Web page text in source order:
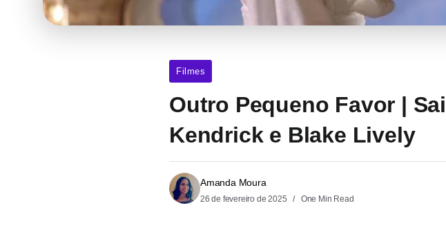
Filmes
Outro Pequeno Favor |
Kendrick e Blake Lively
Amanda Moura
26 de fevereiro de 2025 One Min Read